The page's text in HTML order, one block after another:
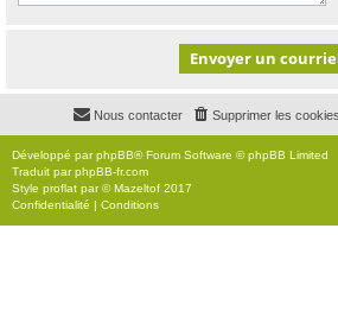
Supprimer les cookies
Nous contacter
Développé parphpBB® Forum Software © phpBB Limited
Traduit parphpBB-fr.com
Style proflat par ©Mazeltof 2017
Confidentialité | Conditions